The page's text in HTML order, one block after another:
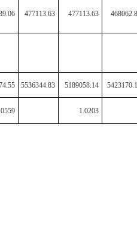
477113.63 477113.63
5536344.83 5189058.14
1.0203